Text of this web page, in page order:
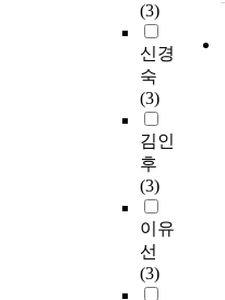
(3)
신경
숙
(3)
김인
후
(3)
이유
선
(3)